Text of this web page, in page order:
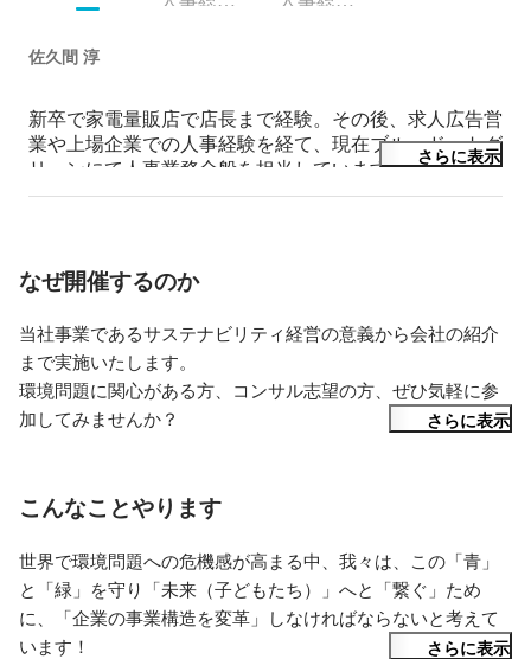
佐久間 淳
新卒で家電量販店で店長まで経験。その後、求人広告営
業や上場企業での人事経験を経て、現在ブルードットグ
リーンにて人事業務全般を担当しています。人と人の縁
を繋げるこの仕事にやりがいを感じています。そして、
さらに表示
なぜ開催するのか
当社事業であるサステナビリティ経営の意義から会社の紹介
まで実施いたします。
環境問題に関心がある方、コンサル志望の方、ぜひ気軽に参
加してみませんか？
どう異なるのか
などみなさまの疑問を解消できるコンテンツをご用意してお
りますので、ぜひお気軽にご参加ください！
さらに表示
こんなことやります
世界で環境問題への危機感が高まる中、我々は、この「青」
と「緑」を守り「未来（子どもたち）」へと「繋ぐ」ため
に、「企業の事業構造を変革」しなければならないと考えて
います！
さらに表示